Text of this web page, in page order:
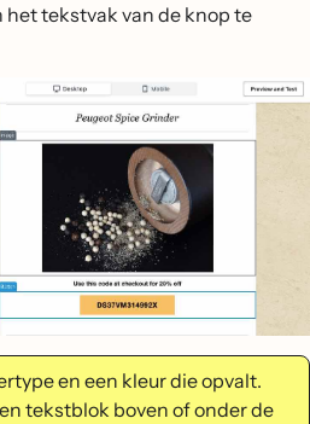
het tekstvak van de knop te
en een kleur die opvalt.
tekstblok boven of onder de